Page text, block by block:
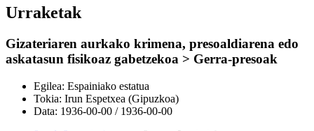
Urraketak
Gizateriaren aurkako krimena, presoaldiarena edo
askatasun fisikoaz gabetzekoa > Gerra-presoak
Egilea: Espainiako estatua
Tokia: Irun Espetxea (Gipuzkoa)
Data: 1936-00-00 / 1936-00-00